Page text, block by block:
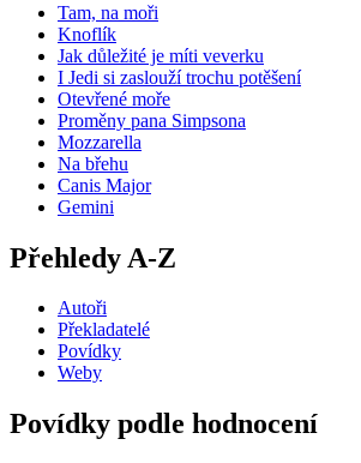
Tam, na moři
Knoflík
Jak důležité je míti veverku
I Jedi si zaslouží trochu potěšení
Otevřené moře
Proměny pana Simpsona
Mozzarella
Na břehu
Canis Major
Gemini
Přehledy A-Z
Autoři
Překladatelé
Povídky
Weby
Povídky podle hodnocení